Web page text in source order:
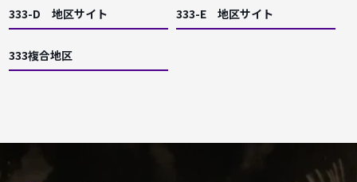
333-D 地区サイト 333-E 地区サイト
333複合地区